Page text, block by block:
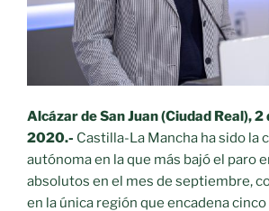
Alcázar de San Juan (Ciudad Real),
2020.- Castilla-La Mancha ha sido la
autónoma en la que más bajó el paro
absolutos en el mes de septiembre,
en la única región que encadena